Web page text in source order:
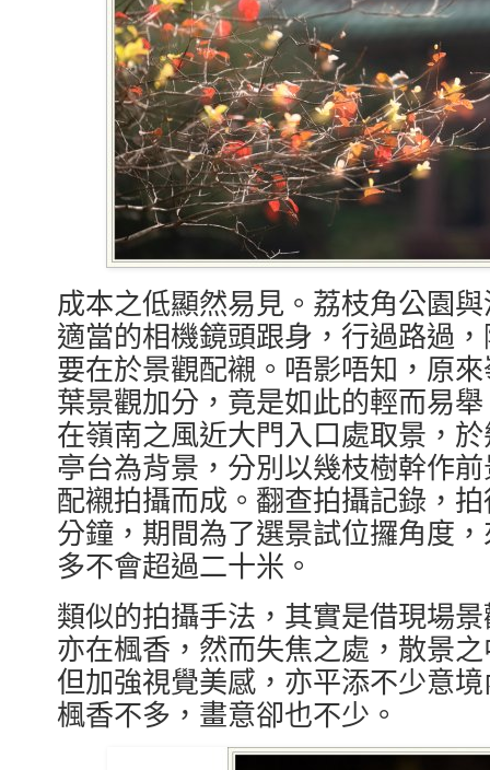
成本之低顯然易見。荔枝角公園
適當的相機鏡頭跟身，行過路過
要在於景觀配襯。唔影唔知，原
葉景觀加分，竟是如此的輕而易
在嶺南之風近大門入口處取景，
亭台為背景，分別以幾枝樹幹作
配襯拍攝而成。翻查拍攝記錄，
分鐘，期間為了選景試位攞角度
多不會超過二十米。
類似的拍攝手法，其實是借現場
亦在楓香，然而失焦之處，散景
但加強視覺美感，亦平添不少意
楓香不多，畫意卻也不少。